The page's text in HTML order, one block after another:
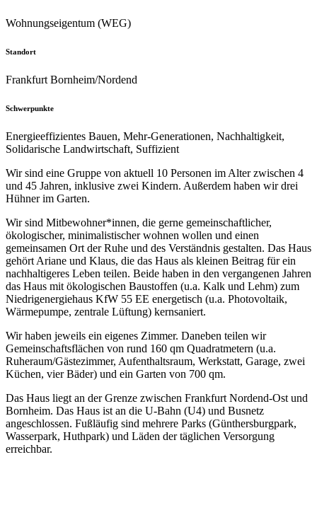
Wohnungseigentum (WEG)
Standort
Frankfurt Bornheim/Nordend
Schwerpunkte
Energieeffizientes Bauen, Mehr-Generationen, Nachhaltigkeit,
Solidarische Landwirtschaft, Suffizient
Wir sind eine Gruppe von aktuell 10 Personen im Alter zwischen 4
und 45 Jahren, inklusive zwei Kindern. Außerdem haben wir drei
Hühner im Garten.
Wir sind Mitbewohner*innen, die gerne gemeinschaftlicher,
ökologischer, minimalistischer wohnen wollen und einen
gemeinsamen Ort der Ruhe und des Verständnis gestalten. Das Haus
gehört Ariane und Klaus, die das Haus als kleinen Beitrag für ein
nachhaltigeres Leben teilen. Beide haben in den vergangenen Jahren
das Haus mit ökologischen Baustoffen (u.a. Kalk und Lehm) zum
Niedrigenergiehaus KfW 55 EE energetisch (u.a. Photovoltaik,
Wärmepumpe, zentrale Lüftung) kernsaniert.
Wir haben jeweils ein eigenes Zimmer. Daneben teilen wir
Gemeinschaftsflächen von rund 160 qm Quadratmetern (u.a.
Ruheraum/Gästezimmer, Aufenthaltsraum, Werkstatt, Garage, zwei
Küchen, vier Bäder) und ein Garten von 700 qm.
Das Haus liegt an der Grenze zwischen Frankfurt Nordend-Ost und
Bornheim. Das Haus ist an die U-Bahn (U4) und Busnetz
angeschlossen. Fußläufig sind mehrere Parks (Günthersburgpark,
Wasserpark, Huthpark) und Läden der täglichen Versorgung
erreichbar.